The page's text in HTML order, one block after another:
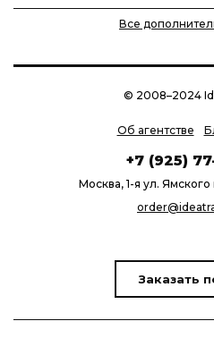
Все
© 2008–2024
Об агентстве
+7 (925)
Москва, 1-я ул. Ямского
Заказать